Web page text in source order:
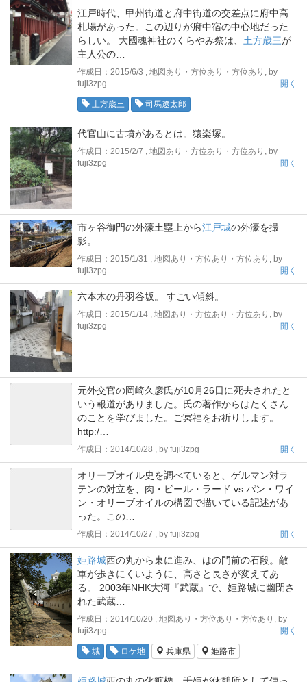
江戸時代、甲州街道と府中街道の交差点に府中高
札場があった。この辺りが府中宿の中心地だった
らしい。 大國魂神社のくらやみ祭は、 土方歳三が
主人公の…
作成日：2015/6/3 , 地図あり・方位あり・方位あり, by
fuji3zpg
開く
土方歳三 司馬遼太郎
代官山に古墳があるとは。猿楽塚。
作成日：2015/2/7 , 地図あり・方位あり・方位あり, by
fuji3zpg
開く
市ヶ谷御門の外濠土塁上から江戸城の外濠を撮
影。
作成日：2015/1/31 , 地図あり・方位あり・方位あり, by
fuji3zpg
開く
六本木の丹羽谷坂。 すごい傾斜。
作成日：2015/1/14 , 地図あり・方位あり・方位あり, by
fuji3zpg
開く
元外交官の岡崎久彦氏が10月26日に死去されたと
いう報道がありました。氏の著作からはたくさん
のことを学びました。ご冥福をお祈りします。
http:/…
作成日：2014/10/28 , by fuji3zpg 開く
オリーブオイル史を調べていると、ゲルマン対ラ
テンの対立を、肉・ビール・ラード vs パン・ワイ
ン・オリーブオイルの構図で描いている記述があ
った。この…
作成日：2014/10/27 , by fuji3zpg 開く
姫路城西の丸から東に進み、はの門前の石段。敵
軍が歩きにくいように、高さと長さが変えてあ
る。 2003年NHK大河『武蔵』で、姫路城に幽閉さ
れた武蔵…
作成日：2014/10/20 , 地図あり・方位あり・方位あり, by
fuji3zpg
開く
城 ロケ地 兵庫県 姫路市